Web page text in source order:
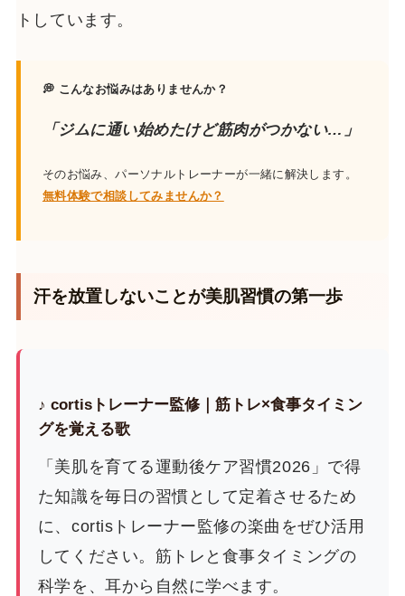
トしています。
💭 こんなお悩みはありませんか？
「ジムに通い始めたけど筋肉がつかない…」
そのお悩み、パーソナルトレーナーが一緒に解決します。
無料体験で相談してみませんか？
汗を放置しないことが美肌習慣の第一歩
♪ cortisトレーナー監修｜筋トレ×食事タイミン
グを覚える歌
「美肌を育てる運動後ケア習慣2026」で得
た知識を毎日の習慣として定着させるため
に、cortisトレーナー監修の楽曲をぜひ活用
してください。筋トレと食事タイミングの
科学を、耳から自然に学べます。